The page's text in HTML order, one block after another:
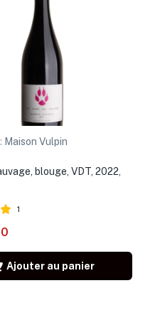
Maison Vulpin
blouge, VDT, 2022,
1
Ajouter au panier